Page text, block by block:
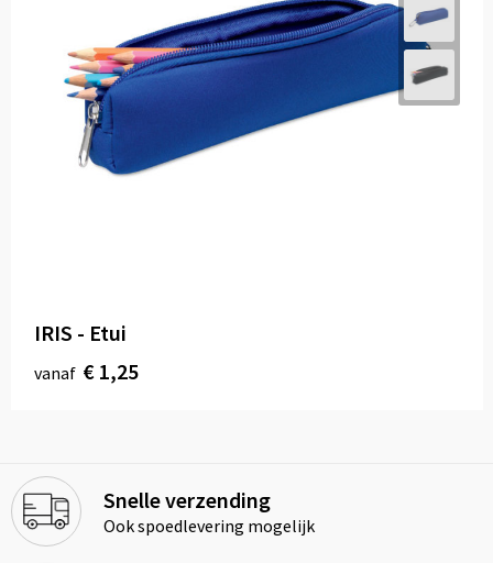
IRIS - Etui
vanaf € 1,25
Snelle verzending
Ook spoedlevering mogelijk